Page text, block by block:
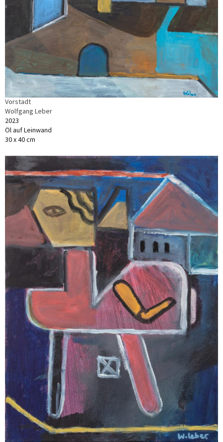
Vorstadt
Wolfgang Leber
2023
Öl auf Leinwand
30 x 40 cm